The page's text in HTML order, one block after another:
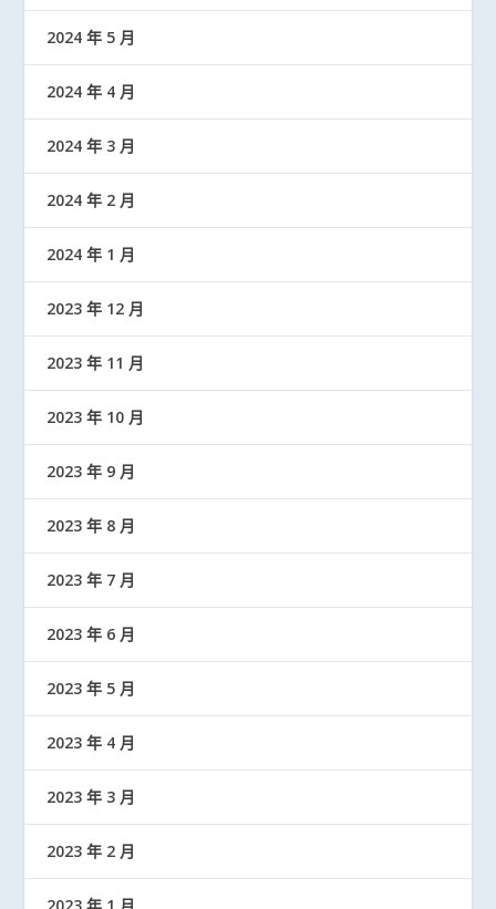
2024 年 5 月
2024 年 4 月
2024 年 3 月
2024 年 2 月
2024 年 1 月
2023 年 12 月
2023 年 11 月
2023 年 10 月
2023 年 9 月
2023 年 8 月
2023 年 7 月
2023 年 6 月
2023 年 5 月
2023 年 4 月
2023 年 3 月
2023 年 2 月